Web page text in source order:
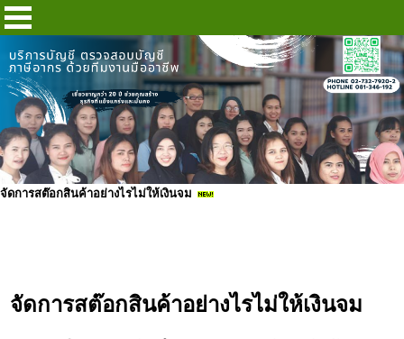
จัดการสต๊อกสินค้าอย่างไรไม่ให้เงินจม
จัดการสต๊อกสินค้าอย่างไรไม่ให้เงินจม